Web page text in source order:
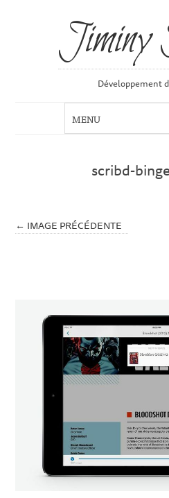
Jiminy
Développement
scribd-
← IMAGE PRÉCÉDENTE